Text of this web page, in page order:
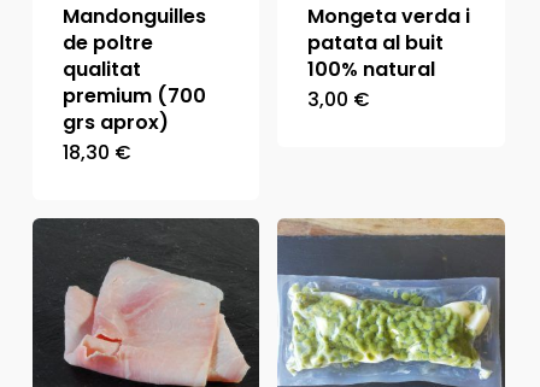
Mandonguilles
de poltre
qualitat
premium (700
grs aprox)
18,30 €
Mongeta verda i
patata al buit
100% natural
3,00 €